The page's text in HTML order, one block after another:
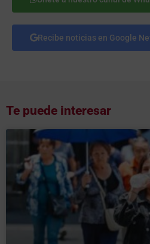
Recibe noticias en Google
Te puede interesar